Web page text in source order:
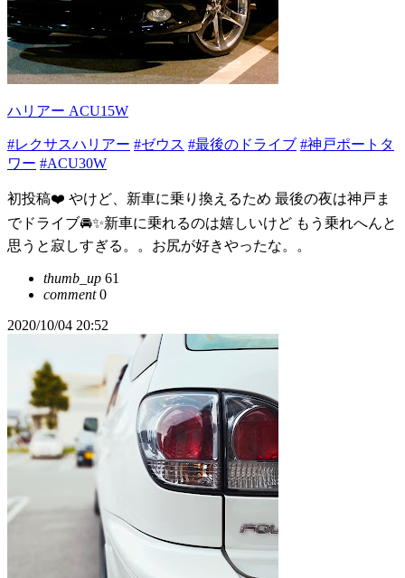
ハリアー ACU15W
#レクサスハリアー #ゼウス #最後のドライブ #神戸ポートタ
ワー #ACU30W
初投稿❤️ やけど、新車に乗り換えるため 最後の夜は神戸ま
でドライブ🚘✨新車に乗れるのは嬉しいけど もう乗れへんと
思うと寂しすぎる。。お尻が好きやったな。。
thumb_up 61
comment0
2020/10/04 20:52